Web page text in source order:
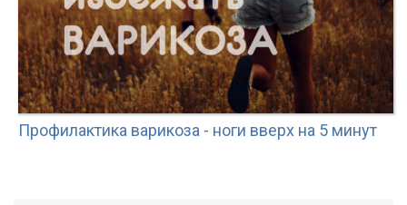
Профилактика варикоза - ноги вверх на 5 минут